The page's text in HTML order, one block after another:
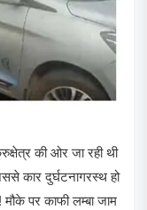
की ओर जा रही थी
कार दुर्घटनागरस्थ हो
पर काफी लम्बा जाम